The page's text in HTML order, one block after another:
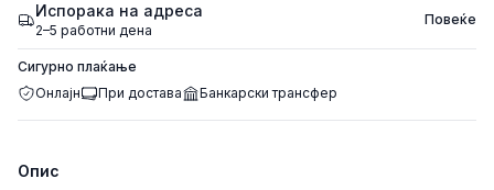
Испорака на адреса
2–5 работни дена
Повеќе
Сигурно плаќање
Онлајн
При достава Банкарски трансфер
Опис